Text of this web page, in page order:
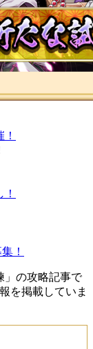
！
」の攻略記事で
を掲載していま